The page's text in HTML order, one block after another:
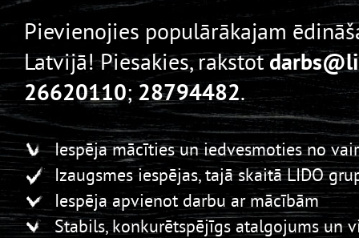
Pievienojies populārākajam
Latvijā! Piesakies, rakstotdarbs
26620110;28794482.
Iespēja mācīties un iedvesmoties no
Izaugsmes iespējas, tajā skaitā LIDO
Iespēja apvienot darbu ar mācībām
Stabils, konkurētspējīgs atalgojums un